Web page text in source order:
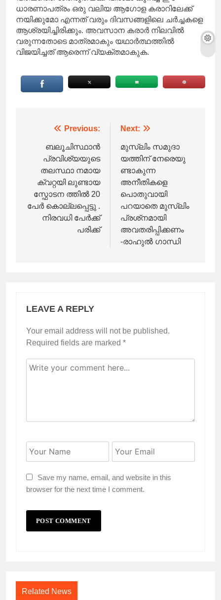
ധാരണാപത്രം ഒരു വലിയ ആഗോള കരാറിലേക്ക്
നയിക്കുമോ എന്നത് വരും ദിവസങ്ങളിലെ ചർച്ചകളെ
ആശ്രയിച്ചിരിക്കും. അവസാന കരാർ നിലവിൽ
വരുന്നതോടെ മാത്രമാകും യഥാർത്ഥത്തിൽ
വിജയിച്ചത് ആരെന്ന് വ്യക്തമാകുക.
navigation
Previous:
ബലൂചിസ്ഥാൻ
പ്രവിശ്യയുടെ
തലസ്ഥാ നമായ
ക്വറ്റയി ലുണ്ടായ
സ്ഫോടന ത്തിൽ 20
പേർ കൊല്ലപ്പെട്ടു .
നിരവധി പേർക്ക്
പരിക്ക്
Next:
മുസ്‌ലിം സമുദാ
യത്തിന് നേരെയു
ണ്ടാകുന്ന
അനീതികളെ
പൊതുവായി
പറയാതെ മുസ്‌ലിം
പ്രശ്‌നമായി
അവതരിപ്പിക്കണം
-രാഹുൽ ഗാന്ധി
LEAVE A REPLY
Your email address will not be published.
Required fields are marked *
Save my name, email, and website in this
browser for the next time I comment.
Related News